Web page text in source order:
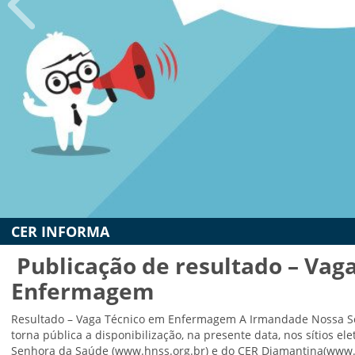
feridas
Toxina
Botulínica
Pediasuit
terapia
Triagem
Neonatal
TAN
Transporte
adaptado
Reabilitação Urológica
Ambulatório de feridas
Toxina Botulínica
Pediasuit
Esporte-terapia
Odontologia
Cinoterapia
CER INFORMA
Publicação de resultado –
Resultado – Vaga de Enfermeiro A Irmandade Nossa Senhora
pública a disponibilização, na presente data, nos sítios
Saúde (www.hnss.org.br) e do CER
candidatos (as) selecionados (as) para a vaga de Enfermeiro.